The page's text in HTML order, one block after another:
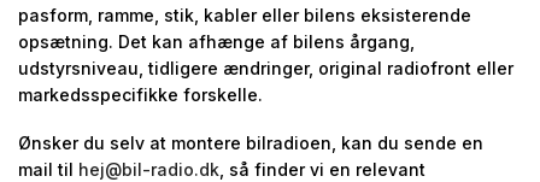
pasform, ramme, stik, kabler eller bilens eksisterende
opsætning. Det kan afhænge af bilens årgang,
udstyrsniveau, tidligere ændringer, original radiofront eller
markedsspecifikke forskelle.
Ønsker du selv at montere bilradioen, kan du sende en
mail til hej@bil-radio.dk , så finder vi en relevant